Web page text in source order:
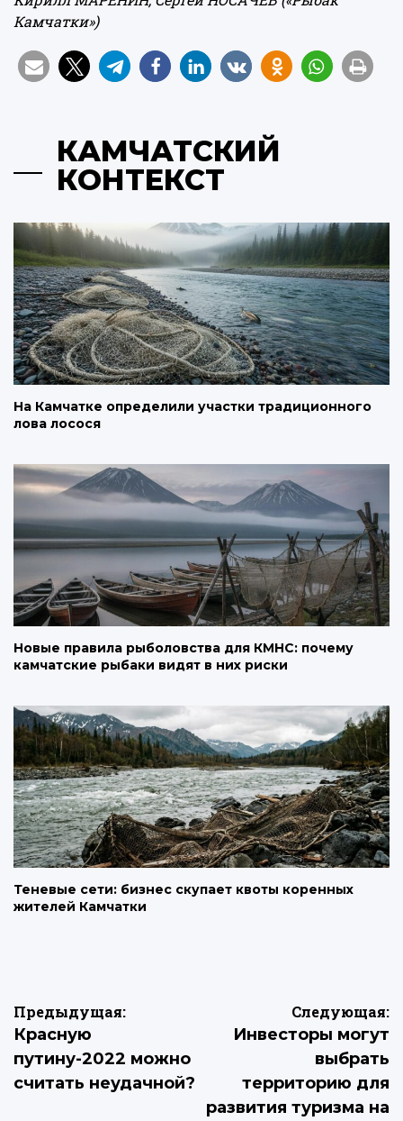
Камчатки»)
КАМЧАТСКИЙ
КОНТЕКСТ
На Камчатке определили участки традиционного
лова лосося
Новые правила рыболовства для КМНС: почему
камчатские рыбаки видят в них риски
Теневые сети: бизнес скупает квоты коренных
жителей Камчатки
Навигация
по
записям
Предыдущая:
Красную
путину-2022 можно
считать неудачной?
Следующая:
Инвесторы могут
выбрать
территорию для
развития туризма на